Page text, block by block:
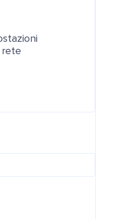
rete